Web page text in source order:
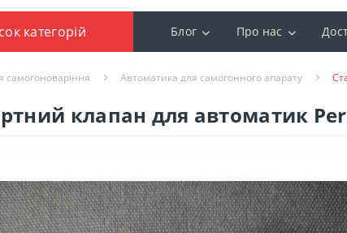
категорій Блог Про нас
самогоноваріння Автоматика для самогонного апарату
клапан для автоматик